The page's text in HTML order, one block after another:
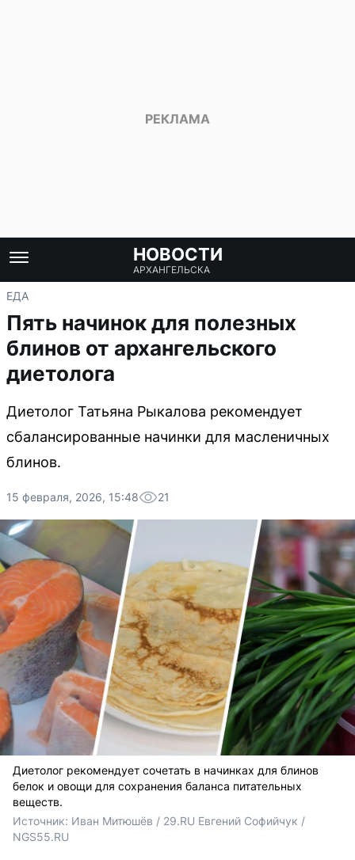
НОВОСТИ
АРХАНГЕЛЬСКА
ЕДА
Пять начинок для полезных
блинов от архангельского
диетолога
Диетолог Татьяна Рыкалова рекомендует
сбалансированные начинки для масленичных
блинов.
15 февраля, 2026, 15:48 21
Диетолог рекомендует сочетать в начинках для блинов
белок и овощи для сохранения баланса питательных
веществ.
Источник: Иван Митюшёв / 29.RU Евгений Софийчук /
NGS55.RU